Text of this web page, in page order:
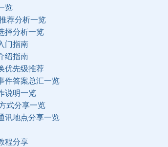
览
荐分析一览
择分析一览
门指南
绍指南
优先级推荐
件答案总汇一览
说明一览
式分享一览
讯地点分享一览
程分享